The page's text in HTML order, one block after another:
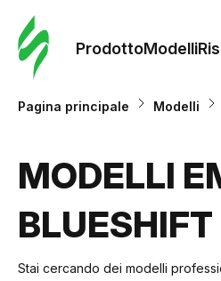
ProdottoModelli
Pagina principale Modelli
MODELLI
BLUESHIFT
Stai cercando dei modelli